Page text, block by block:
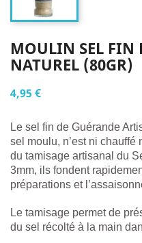
MOULIN SEL FIN
NATUREL (80GR)
4,95 €
Le sel fin de Guérande
sel moulu, n’est ni
du tamisage artisanal du
3mm, ils fondent
préparations et
Le tamisage permet de
du sel récolté à la main